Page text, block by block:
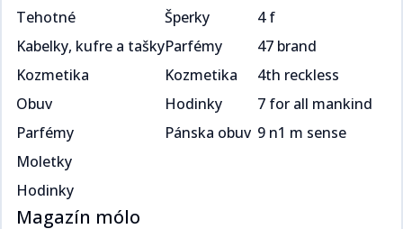
Tehotné
Kabelky, kufre a tašky
Kozmetika
Obuv
Parfémy
Moletky
Hodinky
Šperky
Parfémy
Kozmetika
Hodinky
Pánska obuv
4 f
47 brand
4th reckless
7 for all mankind
9 n1 m sense
Magazín mólo